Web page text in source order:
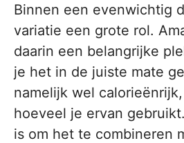
Binnen een evenwichtig
variatie een grote rol.
daarin een belangrijke
je het in de juiste mate
namelijk wel
hoeveel je ervan
is om het te combineren